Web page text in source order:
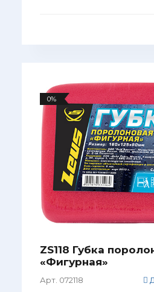
0%
ZS118 Губка
«Фигурная»
Арт. 072118